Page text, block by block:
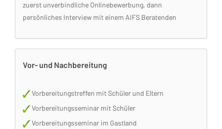
zuerst unverbindliche Onlinebewerbung, dann
persönliches Interview mit einem AIFS Beratenden
Vor- und Nachbereitung
Vorbereitungstreffen mit Schüler und Eltern
Vorbereitungsseminar mit Schüler
Vorbereitungsseminar im Gastland